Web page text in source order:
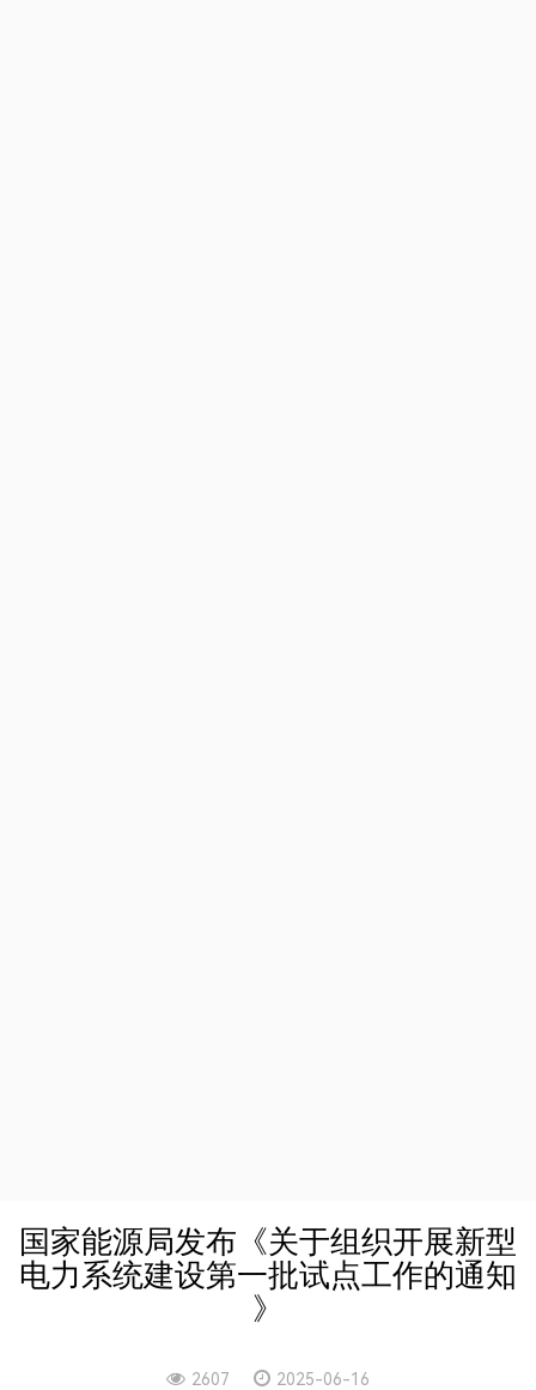
国家能源局发布《关于组织开展新型
电力系统建设第一批试点工作的通知
》
2607 2025-06-16